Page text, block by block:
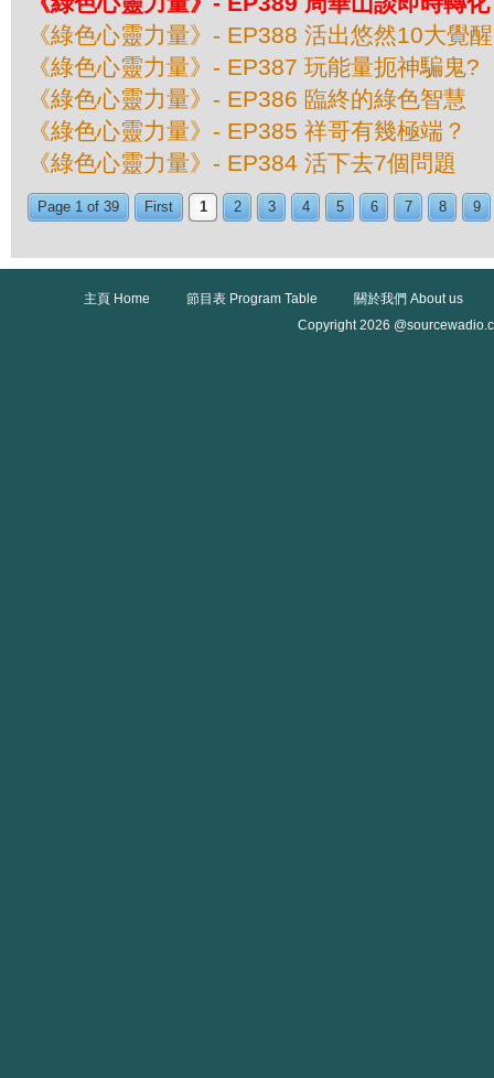
《綠色心靈力量》- EP388 活出悠然10大覺醒
《綠色心靈力量》- EP387 玩能量扼神騙鬼?
《綠色心靈力量》- EP386 臨終的綠色智慧
《綠色心靈力量》- EP385 祥哥有幾極端？
《綠色心靈力量》- EP384 活下去7個問題
Page 1 of 39 First 1 2 3 4 5 6 7 8 9
主頁 Home 節目表 Program Table
關於我們 About us
Copyright 2026